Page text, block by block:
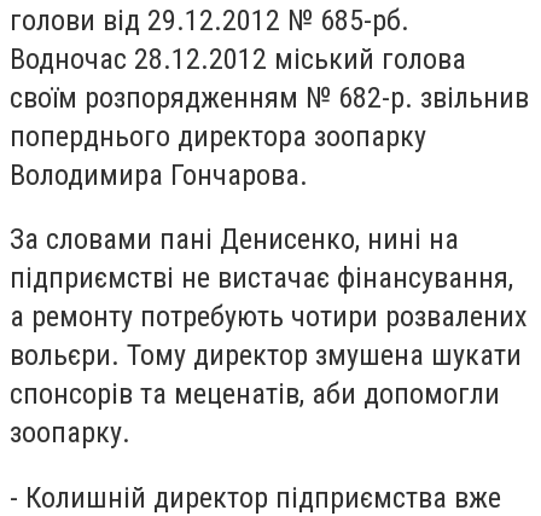
голови від 29.12.2012 № 685-рб.
Водночас 28.12.2012 міський голова
своїм розпорядженням № 682-р. звільнив
поперднього директора зоопарку
Володимира Гончарова.
За словами пані Денисенко, нині на
підприємстві не вистачає фінансування,
а ремонту потребують чотири розвалених
вольєри. Тому директор змушена шукати
спонсорів та меценатів, аби допомогли
зоопарку.
- Колишній директор підприємства вже